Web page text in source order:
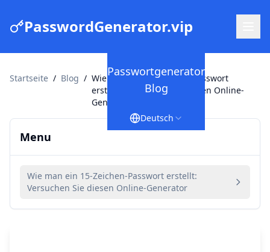
PasswordGenerator.vip
Passwortgenerator
Blog
Deutsch
Startseite / Blog / Wie man ein 15-Zeichen-Passwort
erstellt: Versuchen Sie diesen Online-
Generator
Menu
Wie man ein 15-Zeichen-Passwort erstellt:
Versuchen Sie diesen Online-Generator